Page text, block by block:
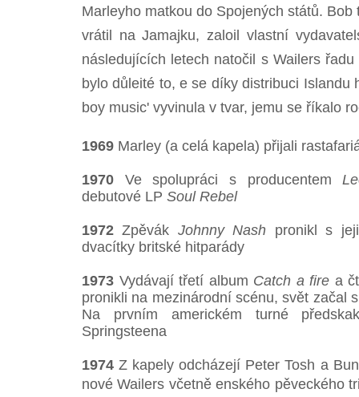
Marleyho matkou do Spojených států. Bob
vrátil na Jamajku, zaloil vlastní
následujících letech natočil s Wailers řadu
bylo důleité to, e se díky distribuci
boy music' vyvinula v tvar, jemu se říkalo
1969 Marley (a celá kapela) přijali
1970 Ve spolupráci s producentem
debutové LP Soul Rebel
1972 Zpěvák Johnny Nash pronikl s
dvacítky britské hitparády
1973 Vydávají třetí album Catch a fire a
pronikli na mezinárodní scénu, svět začal
Na prvním americkém turné
Springsteena
1974 Z kapely odcházejí Peter Tosh a
nové Wailers včetně enského pěveckého